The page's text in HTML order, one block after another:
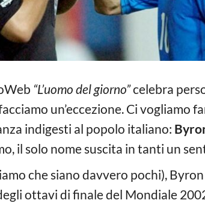
“L’uomo del giorno”celebra
un’eccezione. Ci vogliamo
indigesti al popolo italiano:
il solo nome suscita in tanti un
che siano davvero pochi),
ottavi di finale del Mondiale